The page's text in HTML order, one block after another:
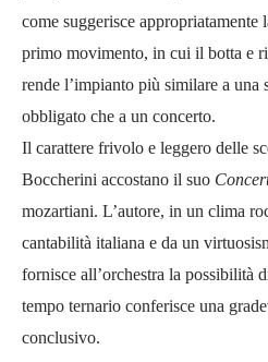
come suggerisce appropriatamente
primo movimento, in cui il botta e
rende l’impianto più similare a
obbligato che a un concerto.
Il carattere frivolo e leggero delle
Boccherini accostano il suo
mozartiani. L’autore, in un clima
cantabilità italiana e da un
fornisce all’orchestra la possibilità
tempo ternario conferisce una
conclusivo.